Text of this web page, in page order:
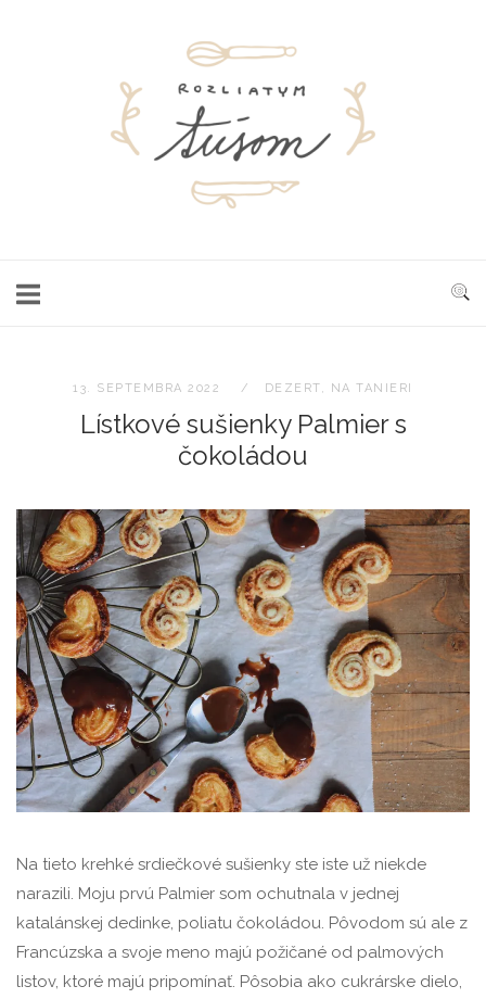
13. SEPTEMBRA 2022 DEZERT, NA TANIERI
Lístkové sušienky Palmier s
čokoládou
Na tieto krehké srdiečkové sušienky ste iste už niekde
narazili. Moju prvú Palmier som ochutnala v jednej
katalánskej dedinke, poliatu čokoládou. Pôvodom sú ale z
Francúzska a svoje meno majú požičané od palmových
listov, ktoré majú pripomínať. Pôsobia ako cukrárske dielo,